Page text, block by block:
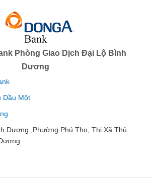
Phòng Giao Dịch Đại Lộ Bình
Dương
Dầu Một
Dương ,Phường Phú Thọ, Thị Xã Thủ